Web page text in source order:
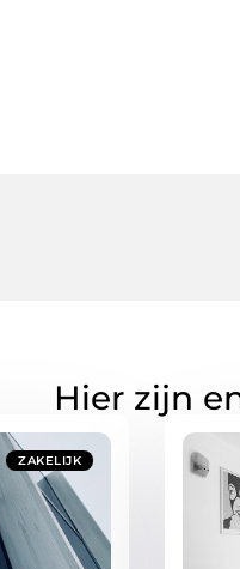
Hier zijn
ZAKELIJK